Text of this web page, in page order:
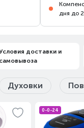
дня до
доставки и
самовывоза
Духовки
0-0-24